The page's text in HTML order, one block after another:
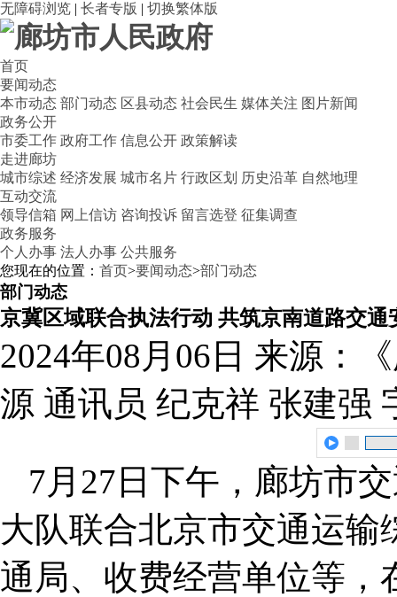
无障碍浏览 | 长者专版 | 切换繁体版
首页
要闻动态
本市动态 部门动态 区县动态 社会民生 媒体关注 图片新闻
政务公开
市委工作 政府工作 信息公开 政策解读
走进廊坊
城市综述 经济发展 城市名片 行政区划 历史沿革 自然地理
互动交流
领导信箱 网上信访 咨询投诉 留言选登 征集调查
政务服务
个人办事 法人办事 公共服务
您现在的位置： 首页>要闻动态>部门动态
部门动态
京冀区域联合执法行动 共筑京南道路交通
2024年08月06日 来源：
源 通讯员 纪克祥 张建强
7月27日下午，廊坊市
大队联合北京市交通运
通局、收费经营单位等，